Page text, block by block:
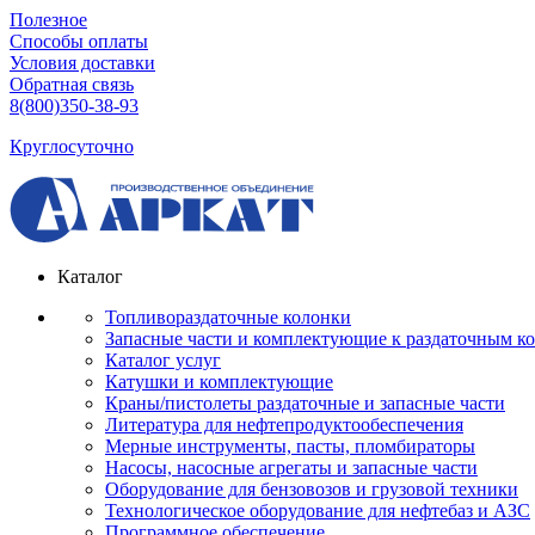
Полезное
Способы оплаты
Условия доставки
Обратная связь
8(800)350-38-93
Круглосуточно
Каталог
Топливораздаточные колонки
Запасные части и комплектующие к раздаточным
Каталог услуг
Катушки и комплектующие
Краны/пистолеты раздаточные и запасные части
Литература для нефтепродуктообеспечения
Мерные инструменты, пасты, пломбираторы
Насосы, насосные агрегаты и запасные части
Оборудование для бензовозов и грузовой техники
Технологическое оборудование для нефтебаз и АЗС